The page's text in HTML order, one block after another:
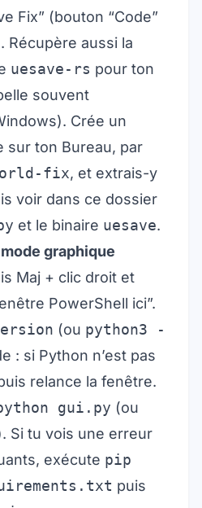
Fix” (bouton “Code”
Récupère aussi la
uesave-rs pour ton
souvent
Crée un
sur ton Bureau, par
fix, et extrais-y
voir dans ce dossier
et le binaire uesave.
graphique
Maj + clic droit et
PowerShell ici”.
(ou python3 -
: si Python n’est pas
relance la fenêtre.
gui.py (ou
Si tu vois une erreur
exécute pip
puis